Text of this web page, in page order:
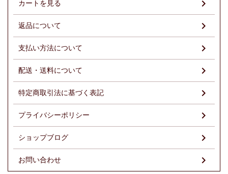
カートを見る
返品について
支払い方法について
配送・送料について
特定商取引法に基づく表記
プライバシーポリシー
ショップブログ
お問い合わせ